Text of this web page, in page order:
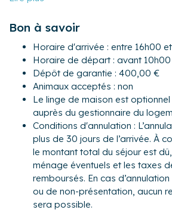
lave-linge).
Au rez-de-chaussée :
- Un dortoir pour 4 personnes : deux
4 couchages).
- Chambre 1 : un lit double (140×190),
avec douche, meuble vasque, sèche-
- Chambre 2 : un lit queen-size
- Une salle d'eau avec douche à
sèche-serviettes
- WC séparé
Au 1er étage :
- Une pièce de vie de 42 m² avec TV,
(bois non fourni)
- Une cuisine équipée avec
électrique, four, four à micro-ondes,
Bon à savoir
Horaire d'arrivée : entre 16h00
Horaire de départ : avant 10h00
Dépôt de garantie : 400,00 €
Animaux acceptés : non
Le linge de maison est
auprès du gestionnaire du
Conditions d'annulation :
plus de 30 jours de l’arrivée. À
le montant total du séjour est
ménage éventuels et les taxes
remboursés. En cas
ou de non-présentation, aucun
sera possible.